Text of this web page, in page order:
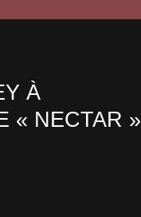
À
« NECTAR »